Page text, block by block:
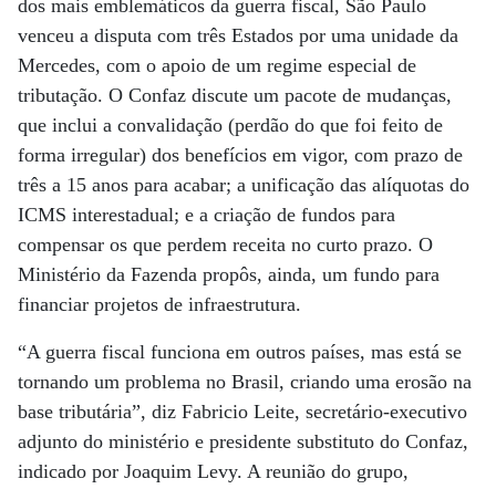
dos mais emblemáticos da guerra fiscal, São Paulo
venceu a disputa com três Estados por uma unidade da
Mercedes, com o apoio de um regime especial de
tributação. O Confaz discute um pacote de mudanças,
que inclui a convalidação (perdão do que foi feito de
forma irregular) dos benefícios em vigor, com prazo de
três a 15 anos para acabar; a unificação das alíquotas do
ICMS interestadual; e a criação de fundos para
compensar os que perdem receita no curto prazo. O
Ministério da Fazenda propôs, ainda, um fundo para
financiar projetos de infraestrutura.
“A guerra fiscal funciona em outros países, mas está se
tornando um problema no Brasil, criando uma erosão na
base tributária”, diz Fabricio Leite, secretário-executivo
adjunto do ministério e presidente substituto do Confaz,
indicado por Joaquim Levy. A reunião do grupo,